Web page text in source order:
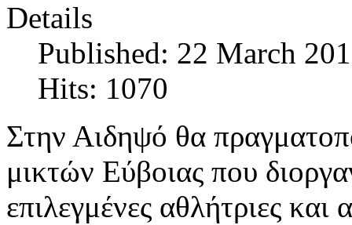
Details
Published: 22 March
Hits: 1070
Στην Αιδηψό θα
μικτών Εύβοιας που
επιλεγμένες αθλήτριες και